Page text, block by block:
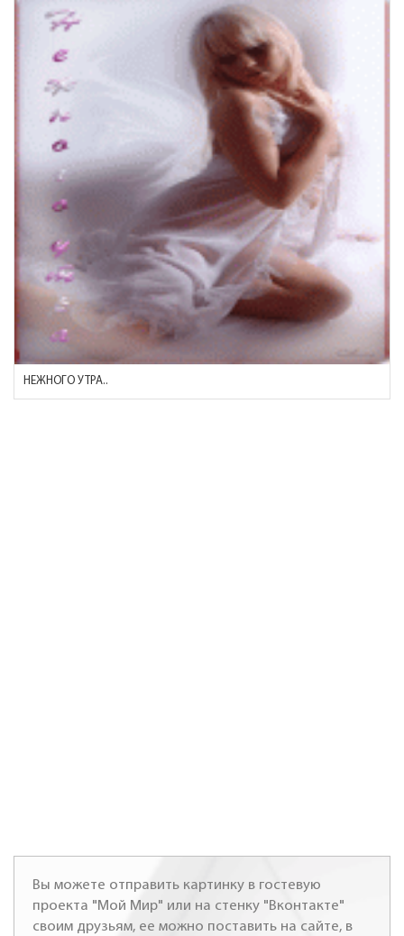
НЕЖНОГО УТРА..
Вы можете отправить картинку в гостевую
проекта "Мой Мир" или на стенку "Вконтакте"
своим друзьям, ее можно поставить на сайте, в